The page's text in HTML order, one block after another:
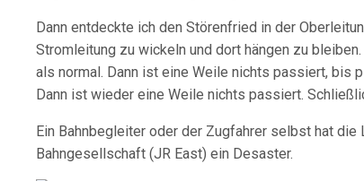
Dann entdeckte ich den Störenfried in der
Stromleitung zu wickeln und dort hängen zu
als normal. Dann ist eine Weile nichts passiert, bis
Dann ist wieder eine Weile nichts passiert.
Ein Bahnbegleiter oder der Zugfahrer selbst hat
Bahngesellschaft (JR East) ein Desaster.